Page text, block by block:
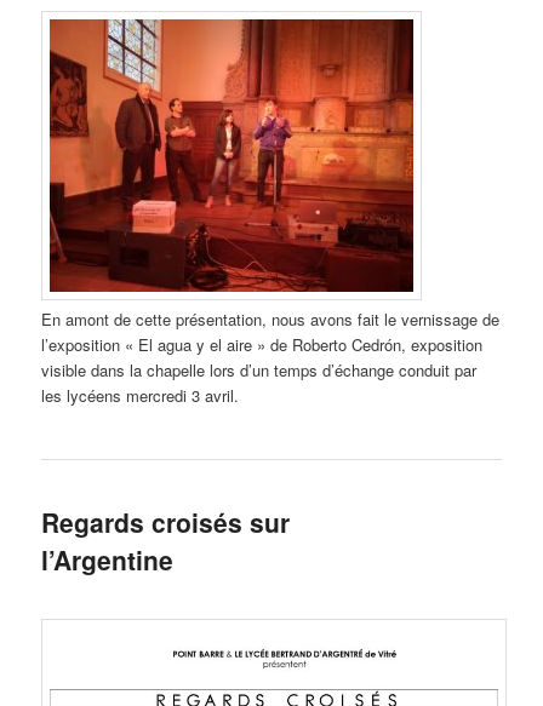
En amont de cette présentation, nous avons fait le vernissage de
l’exposition « El agua y el aire » de Roberto Cedrón, exposition
visible dans la chapelle lors d’un temps d’échange conduit par
les lycéens mercredi 3 avril.
Regards croisés sur
l’Argentine